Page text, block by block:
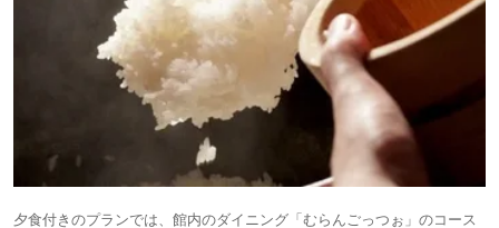
夕食付きのプランでは、館内のダイニング「むらんごっつぉ」のコース